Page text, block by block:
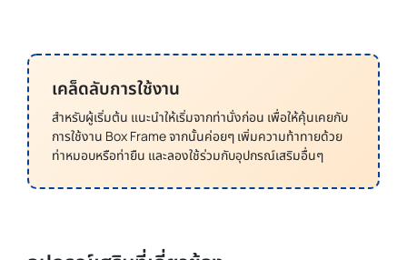
เคล็ดลับการใช้งาน
สำหรับผู้เริ่มต้น แนะนำให้เริ่มจากท่านั่งก่อน เพื่อให้คุ้นเคยกับ
การใช้งาน Box Frame จากนั้นค่อยๆ เพิ่มความท้าทายด้วย
ท่าหมอบหรือท่ายืน และลองใช้ร่วมกับอุปกรณ์เสริมอื่นๆ